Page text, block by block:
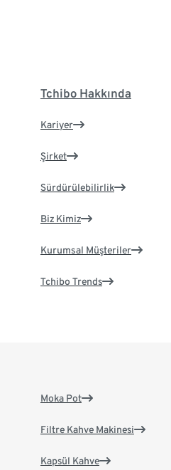
Tchibo Hakkında
Kariyer
Şirket
Sürdürülebilirlik
Biz Kimiz
Kurumsal Müşteriler
Tchibo Trends
Moka Pot
Filtre Kahve Makinesi
Kapsül Kahve